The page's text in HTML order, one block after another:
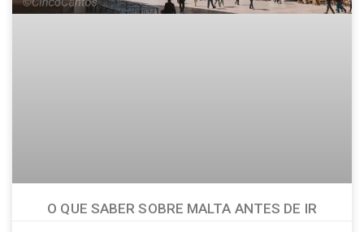
O QUE SABER SOBRE MALTA ANTES DE IR